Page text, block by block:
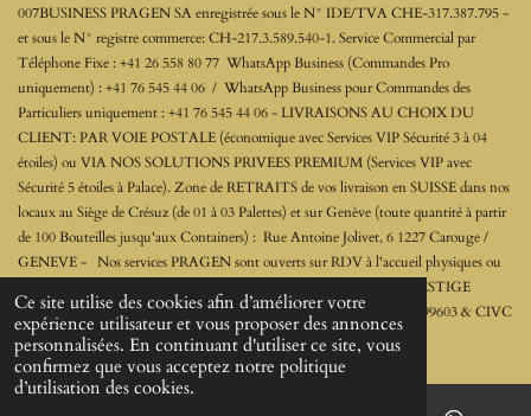
Ce site utilise des cookies afin d’améliorer votre
expérience utilisateur et vous proposer des annonces
personnalisées. En continuant d'utiliser ce site, vous
confirmez que vous acceptez notre politique
d’utilisation des cookies.
007BUSINESS PRAGEN SA enregistrée sous le N° IDE/TVA CHE-317.387.795 -
et sous le N° registre commerce: CH-217.3.589.540-1. Service Commercial par
Téléphone Fixe : +41 26 558 80 77 WhatsApp Business (Commandes Pro
uniquement) : +41 76 545 44 06 / WhatsApp Business pour Commandes des
Particuliers uniquement : +41 76 545 44 06 - LIVRAISONS AU CHOIX DU
CLIENT: PAR VOIE POSTALE (économique avec Services VIP Sécurité 3 à 04
étoiles) ou VIA NOS SOLUTIONS PRIVEES PREMIUM (Services VIP avec
Sécurité 5 étoiles à Palace). Zone de RETRAITS de vos livraison en SUISSE dans nos
locaux au Siège de Crésuz (de 01 à 03 Palettes) et sur Genève (toute quantité à partir
de 100 Bouteilles jusqu'aux Containers) : Rue Antoine Jolivet, 6 1227 Carouge /
GENEVE - Nos services PRAGEN sont ouverts sur RDV à l'accueil physiques ou
téléphoniques de 10h00 à 17h00 au Siège Social. CHAMPAGNE PRESTIGE
PRAGEN notre marque immatriculée et protégée sous le N° INPI 4999603 & CIVC
: N° MA-4776- 05-29589. La 007BUSINESS PRAGEN,